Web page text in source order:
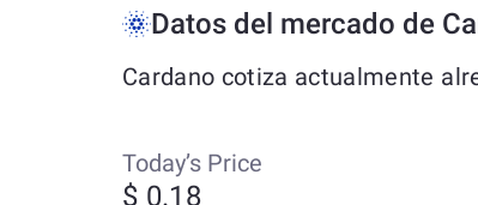
Datos del mercado de
Cardano cotiza actualmente
Today’s Price
$ 0.18